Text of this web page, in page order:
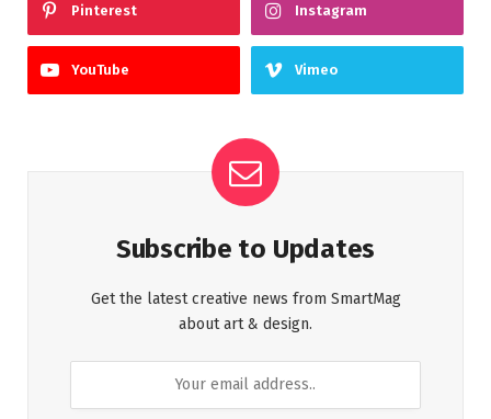
Pinterest Instagram
YouTube Vimeo
Subscribe to Updates
Get the latest creative news from SmartMag
about art & design.